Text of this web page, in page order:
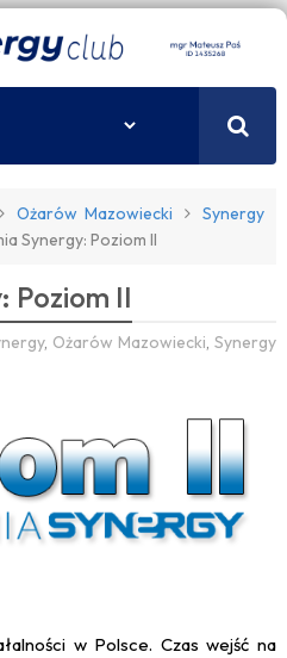
Ożarów Mazowiecki
Synergy
Synergy: Poziom II
Poziom II
, Ożarów Mazowiecki,Synergy
w Polsce. Czas wejść na